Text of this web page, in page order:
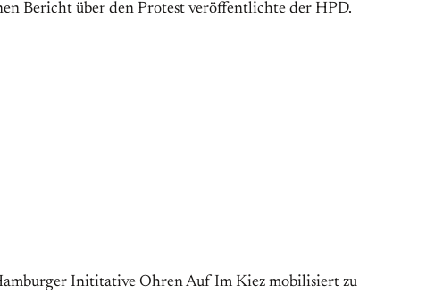
Bericht über den Protest veröffentlichte der HPD.
Inititative Ohren Auf Im Kiez mobilisiert zu